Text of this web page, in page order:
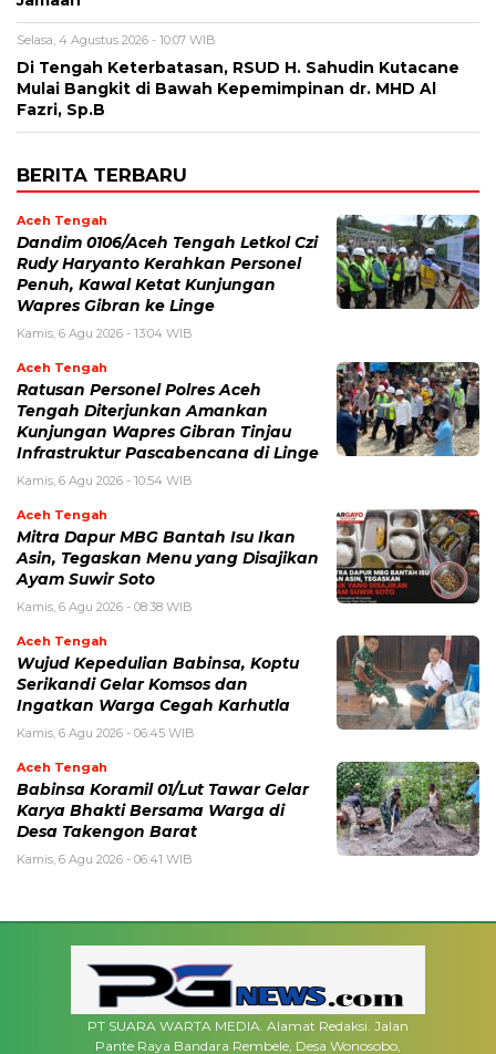
Selasa, 4 Agustus 2026 - 10:07 WIB
Di Tengah Keterbatasan, RSUD H. Sahudin Kutacane
Mulai Bangkit di Bawah Kepemimpinan dr. MHD Al
Fazri, Sp.B
BERITA TERBARU
Aceh Tengah
Dandim 0106/Aceh Tengah Letkol Czi
Rudy Haryanto Kerahkan Personel
Penuh, Kawal Ketat Kunjungan
Wapres Gibran ke Linge
Kamis, 6 Agu 2026 - 13:04 WIB
Aceh Tengah
Ratusan Personel Polres Aceh
Tengah Diterjunkan Amankan
Kunjungan Wapres Gibran Tinjau
Infrastruktur Pascabencana di Linge
Kamis, 6 Agu 2026 - 10:54 WIB
Aceh Tengah
‎Mitra Dapur MBG Bantah Isu Ikan
Asin, Tegaskan Menu yang Disajikan
Ayam Suwir Soto
Kamis, 6 Agu 2026 - 08:38 WIB
Aceh Tengah
‎Wujud Kepedulian Babinsa, Koptu
Serikandi Gelar Komsos dan
Ingatkan Warga Cegah Karhutla ‎
Kamis, 6 Agu 2026 - 06:45 WIB
Aceh Tengah
‎Babinsa Koramil 01/Lut Tawar Gelar
Karya Bhakti Bersama Warga di
Desa Takengon Barat
Kamis, 6 Agu 2026 - 06:41 WIB
PT SUARA WARTA MEDIA. Alamat Redaksi. Jalan
Pante Raya Bandara Rembele, Desa Wonosobo,